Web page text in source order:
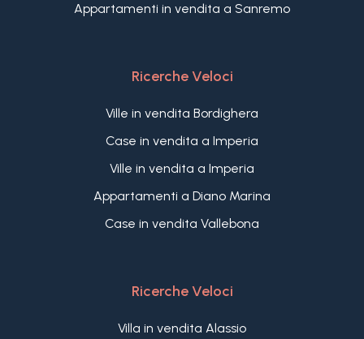
Appartamenti in vendita a Sanremo
Ricerche Veloci
Ville in vendita Bordighera
Case in vendita a Imperia
Ville in vendita a Imperia
Appartamenti a Diano Marina
Case in vendita Vallebona
Ricerche Veloci
Villa in vendita Alassio